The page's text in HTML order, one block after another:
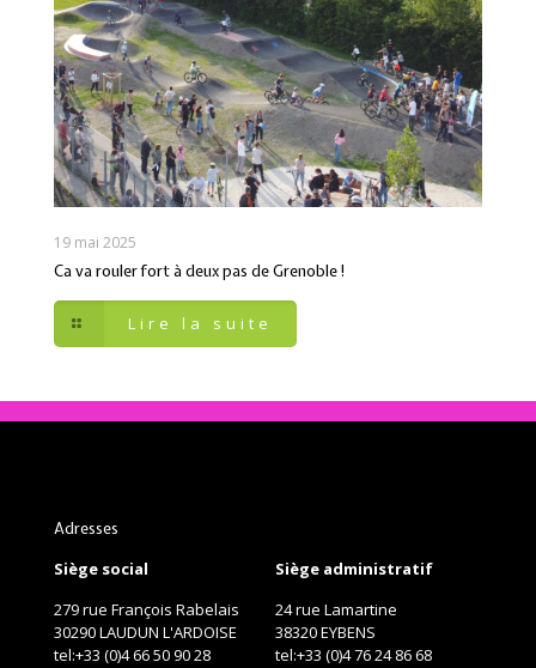
19 mai 2025
Ca va rouler fort à deux pas de Grenoble !
Lire la suite
Adresses
Siège social
279 rue François Rabelais
30290 LAUDUN L'ARDOISE
tel:+33 (0)4 66 50 90 28
Siège administratif
24 rue Lamartine
38320 EYBENS
tel:+33 (0)4 76 24 86 68